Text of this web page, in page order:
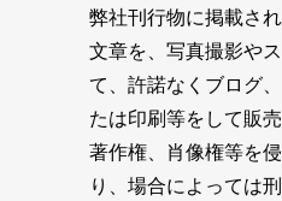
弊社刊行物に掲載さ
文章を、写真撮影や
て、許諾なくブログ
たは印刷等をして販
著作権、肖像権等を
り、場合によっては